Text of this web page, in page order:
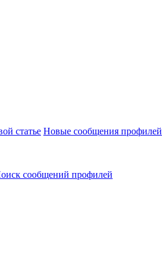
статье Новые сообщения профилей
сообщений профилей